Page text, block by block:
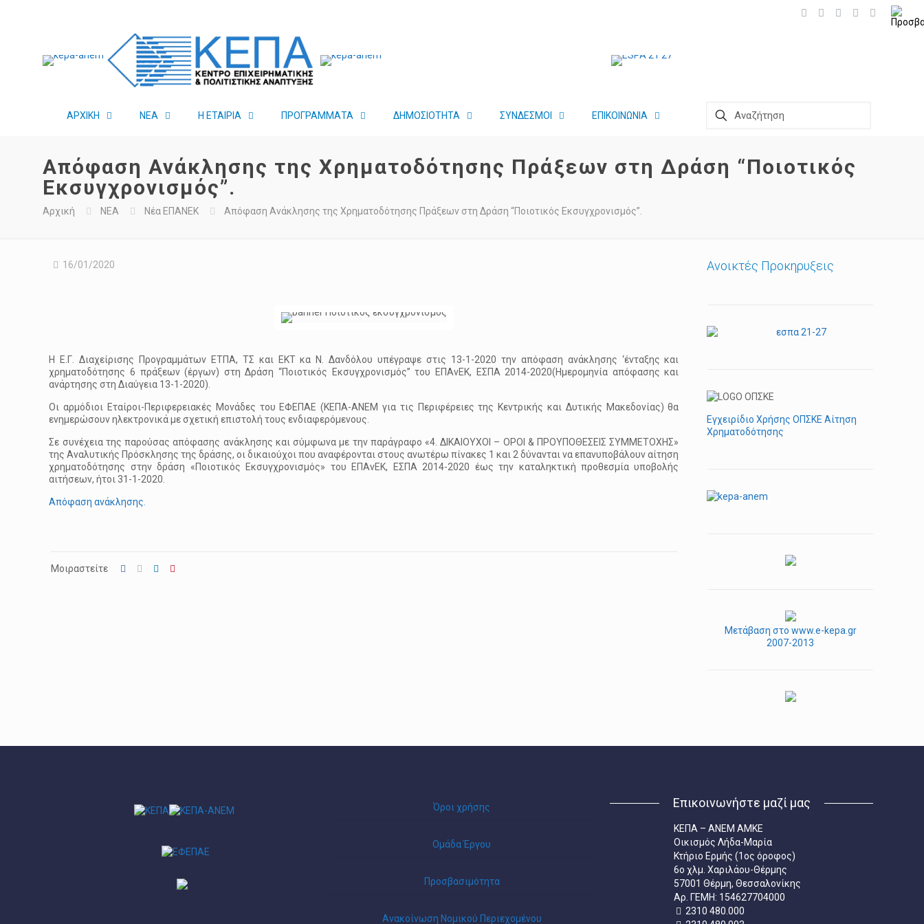
ΑΡΧΙΚΗ ΝΕΑ Η ΕΤΑΙΡΙΑ ΠΡΟΓΡΑΜΜΑΤΑ ΔΗΜΟΣΙΟΤΗΤΑ ΣΥΝΔΕΣΜΟΙ ΕΠΙΚΟΙΝΩΝΙΑ
Απόφαση Ανάκλησης της Χρηματοδότησης Πράξεων στη Δράση “Ποιοτικός
Εκσυγχρονισμός”.
Αρχική ΝΕΑ Νέα ΕΠΑΝΕΚ Απόφαση Ανάκλησης της Χρηματοδότησης Πράξεων στη Δράση “Ποιοτικός Εκσυγχρονισμός”.
16/01/2020
Η Ε.Γ. Διαχείρισης Προγραμμάτων ΕΤΠΑ, ΤΣ και ΕΚΤ κα Ν. Δανδόλου υπέγραψε στις 13-1-2020 την απόφαση ανάκλησης ‘ένταξης και
χρηματοδότησης 6 πράξεων (έργων) στη Δράση “Ποιοτικός Εκσυγχρονισμός” του ΕΠΑνΕΚ, ΕΣΠΑ 2014-2020(Ημερομηνία απόφασης και
ανάρτησης στη Διαύγεια 13-1-2020).
Οι αρμόδιοι Εταίροι-Περιφερειακές Μονάδες του ΕΦΕΠΑΕ (ΚΕΠΑ-ΑΝΕΜ για τις Περιφέρειες της Κεντρικής και Δυτικής Μακεδονίας) θα
ενημερώσουν ηλεκτρονικά με σχετική επιστολή τους ενδιαφερόμενους.
Σε συνέχεια της παρούσας απόφασης ανάκλησης και σύμφωνα με την παράγραφο «4. ΔΙΚΑΙΟΥΧΟΙ – ΟΡΟΙ & ΠΡΟΥΠΟΘΕΣΕΙΣ ΣΥΜΜΕΤΟΧΗΣ»
της Αναλυτικής Πρόσκλησης της δράσης, οι δικαιούχοι που αναφέρονται στους ανωτέρω πίνακες 1 και 2 δύνανται να επανυποβάλουν αίτηση
χρηματοδότησης στην δράση «Ποιοτικός Εκσυγχρονισμός» του ΕΠΑνΕΚ, ΕΣΠΑ 2014-2020 έως την καταληκτική προθεσμία υποβολής
αιτήσεων, ήτοι 31-1-2020.
Απόφαση ανάκλησης.
Μοιραστείτε
Ανοικτές Προκηρυξεις
Εγχειρίδιο Χρήσης ΟΠΣΚΕ Αίτηση
Χρηματοδότησης
Μετάβαση στο www.e-kepa.gr
2007-2013
Όροι χρήσης
Ομάδα Έργου
Προσβασιμότητα
Ανακοίνωση Νομικού Περιεχομένου
Επικοινωνήστε μαζί μας
ΚΕΠΑ – ΑΝΕΜ ΑΜΚΕ
Οικισμός Λήδα-Μαρία
Κτήριο Ερμής (1ος όροφος)
6ο χλμ. Χαριλάου-Θέρμης
57001 Θέρμη, Θεσσαλονίκης
Aρ. ΓΕΜΗ: 154627704000
2310 480.000